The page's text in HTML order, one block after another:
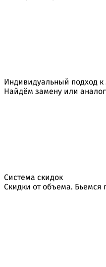
Индивидуальный подход к
Найдём замену или
Система скидок
Скидки от объема. Бьемся